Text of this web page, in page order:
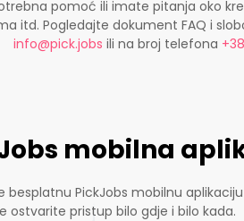
pomoć ili imate pitanja oko
itd. Pogledajte dokument FAQ i
info@pick.jobs ili na broj telefona
mobilna
besplatnu PickJobs mobilnu
ostvarite pristup bilo gdje i bilo kada.